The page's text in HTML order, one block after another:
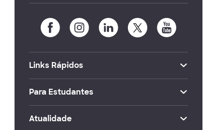
Links Rápidos
Para Estudantes
Atualidade